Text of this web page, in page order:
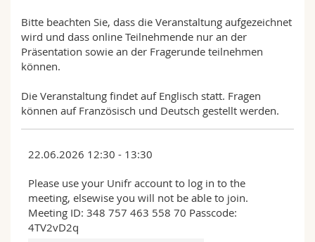
Bitte beachten Sie, dass die Veranstaltung aufgezeichnet
wird und dass online Teilnehmende nur an der
Präsentation sowie an der Fragerunde teilnehmen
können.
Die Veranstaltung findet auf Englisch statt. Fragen
können auf Französisch und Deutsch gestellt werden.
22.06.2026 12:30 - 13:30
Please use your Unifr account to log in to the
meeting, elsewise you will not be able to join.
Meeting ID: 348 757 463 558 70 Passcode:
4TV2vD2q